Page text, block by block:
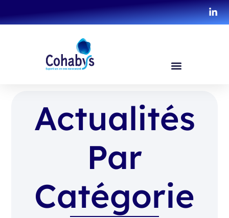
Actualités
Par
Catégorie